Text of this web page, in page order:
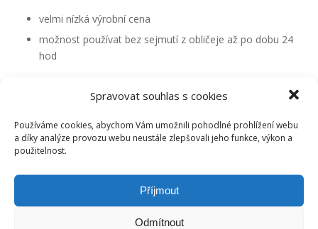
Spravovat souhlas s cookies
Používáme cookies, abychom Vám umožnili pohodlné prohlížení webu
a díky analýze provozu webu neustále zlepšovali jeho funkce, výkon a
použitelnost.
Příjmout
Odmítnout
velmi nízká výrobní cena
možnost používat bez sejmutí z obličeje až po dobu 24
hod
TNFM 3000 obličejová rouška je
3000, který obsahuje vnitřní textilní
vrstvu a vnější textilní vrstvu, mezi nimiž
je uložena filtrační vrstva polymerních